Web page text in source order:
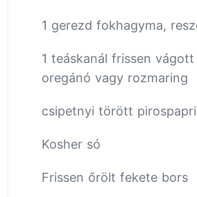
1 gerezd fokhagyma,
1 teáskanál frissen
oregánó vagy rozmaring
csipetnyi törött
Kosher só
Frissen őrölt fekete bors